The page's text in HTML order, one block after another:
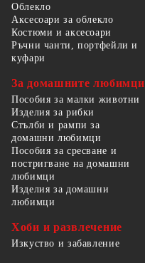
Облекло
Аксесоари за облекло
Костюми и аксесоари
Ръчни чанти, портфейли и
куфари
За домашните любимци
Пособия за малки животни
Изделия за рибки
Стълби и рампи за
домашни любимци
Пособия за сресване и
постригване на домашни
любимци
Изделия за домашни
любимци
Хоби и развлечение
Изкуство и забавление